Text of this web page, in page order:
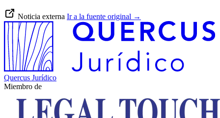
Noticia externa Ir a la fuente original →
Quercus Jurídico
Miembro de